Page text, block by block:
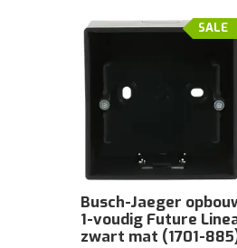
SALE
Busch-Jaeger
1-voudig Future
zwart mat (1701-